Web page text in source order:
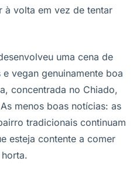
à volta em vez de tentar
uma cena de
vegan genuinamente boa
concentrada no Chiado,
menos boas notícias: as
tradicionais continuam
esteja contente a comer